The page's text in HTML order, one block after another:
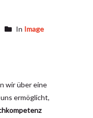
In Image
wir über eine
ermöglicht,